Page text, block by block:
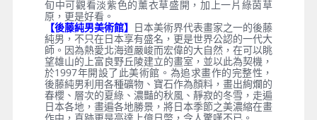
旬中可觀看淡紫色的薰衣草盛開，加上一片綠茵草
原，更是好看。
【後藤純男美術館】 日本美術界代表畫家之一的後藤
純男，不只在日本享有盛名，更是世界公認的一代大
師。因為熱愛北海道嚴峻而宏偉的大自然，在可以眺
望雄山的上富良野丘陵建立的畫室，並以此為契機，
於1997年開設了此美術館。為追求畫作的完整性，
後藤純男利用各種礦物、寶石作為顏料，畫出絢爛的
春櫻、層次的夏綠、濃豔的秋風、靜寂的冬雪，走遍
日本各地，畫遍各地勝景，將日本季節之美濃縮在畫
作中，真跡更是高達上億日幣，令人驚嘆不已。